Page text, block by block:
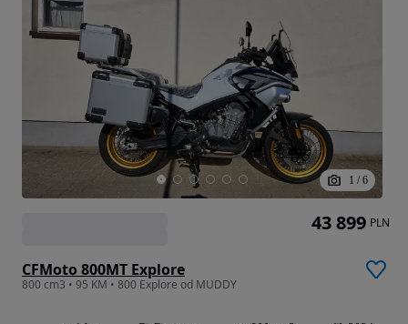
1 / 6
CFMoto 800MT Explore
800 cm3 • 95 KM • 800 Explore od MUDDY
43 899 PLN